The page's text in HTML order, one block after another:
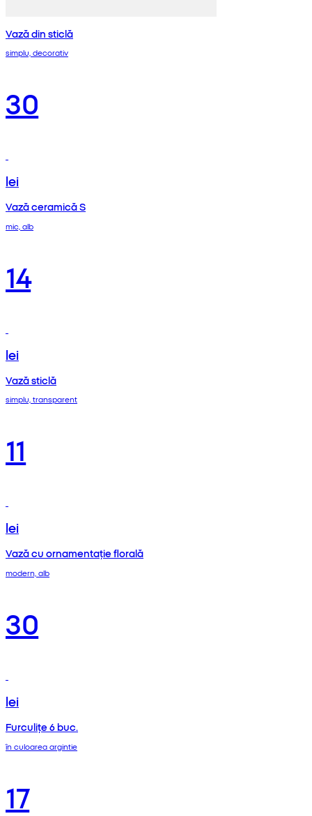
Vază din sticlă
simplu, decorativ
30
lei
Vază ceramică S
mic, alb
14
lei
Vază sticlă
simplu, transparent
11
lei
Vază cu ornamentație florală
modern, alb
30
lei
Furculițe 6 buc.
în culoarea argintie
17